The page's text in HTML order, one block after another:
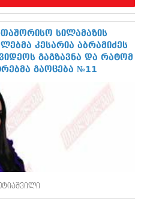
სილამაზის
კესარია აბრამიძეს
გაგზავნა და რატომ
გაოცება №11